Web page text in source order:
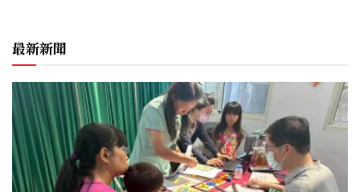
最新新聞